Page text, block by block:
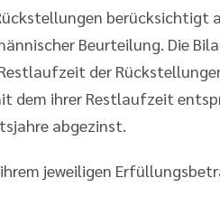
berücksichtigt
Beurteilung. Die
der
dem ihrer Restlaufzeit
abgezinst.
jeweiligen